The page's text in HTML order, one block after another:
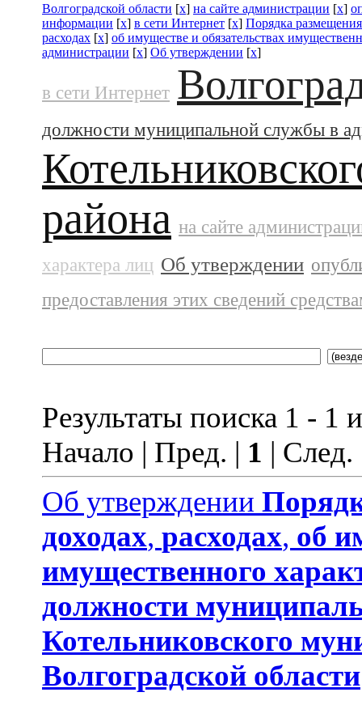
Волгоградской области [x] на сайте администрации [x]
информации [x] в сети Интернет [x] Порядка
расходах [x] об имуществе и обязательствах
администрации [x] Об утверждении [x]
в сети Интернет
должности муниципальной службы в
района на сайте
характера лиц Об утверждении
предоставления этих сведений
Результаты поиска 1 - 1
Начало | Пред. | 1 |
Об утверждении
доходах, расходах, об
имущественного
должности
Котельниковского
Волгоградской области